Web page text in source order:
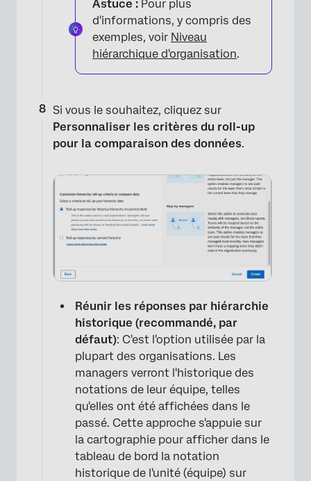
×
Astuce : Pour plus
d'informations, y compris des
exemples, voir Niveau
hiérarchique d'organisation.
Si vous le souhaitez, cliquez sur
Personnaliser les critères du roll-up
pour la comparaison des données.
Réunir les réponses par hiérarchie
historique (recommandé, par
défaut): C'est l'option utilisée par la
plupart des organisations. Les
managers verront l'historique des
notations de leur équipe, telles
qu'elles ont été affichées dans le
passé. Cette approche s'appuie sur
la cartographie pour afficher dans le
tableau de bord la notation
historique de l'unité (équipe) sur